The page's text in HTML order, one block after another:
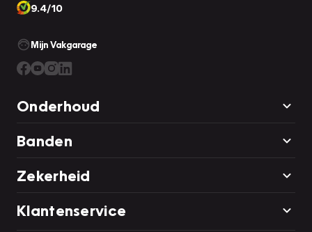
9.4/10
Mijn Vakgarage
Onderhoud
Banden
Zekerheid
Klantenservice